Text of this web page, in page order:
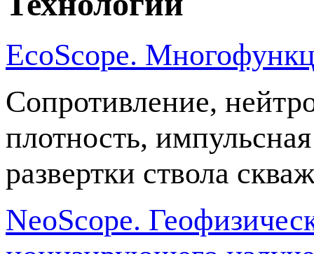
EcoScope.
Сопротивление,
плотность,
развертки ствола
NeoScope.